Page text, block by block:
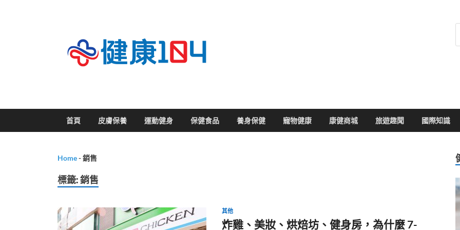
首頁 皮膚保養 運動健身 保健食品 養身保健 寵物健康 康健商城 旅遊趣聞 國際知識
Home-銷售
標籤:銷售
其他
炸雞、美妝、烘焙坊、健身房，為什麼 7-